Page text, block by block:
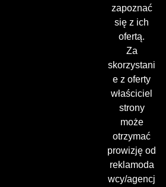
zapoznać
się z ich
ofertą.
Za
skorzystani
e z oferty
właściciel
strony
może
otrzymać
prowizję od
reklamoda
wcy/agencj